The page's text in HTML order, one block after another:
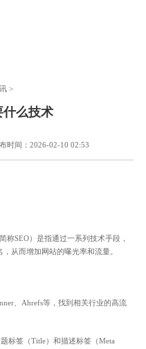
>
什么技术
时间：2026-02-10 02:53
称SEO）是指通过一系列技术手段，
从而增加网站的曝光率和流量。
、Ahrefs等，找到相关行业的高流
标签（Title）和描述标签（Meta